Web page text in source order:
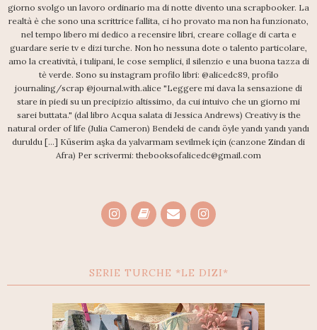
giorno svolgo un lavoro ordinario ma di notte divento una scrapbooker. La
realtà è che sono una scrittrice fallita, ci ho provato ma non ha funzionato,
nel tempo libero mi dedico a recensire libri, creare collage di carta e
guardare serie tv e dizi turche. Non ho nessuna dote o talento particolare,
amo la creatività, i tulipani, le cose semplici, il silenzio e una buona tazza di
tè verde. Sono su instagram profilo libri: @alicedc89, profilo
journaling/scrap @journal.with.alice "Leggere mi dava la sensazione di
stare in piedi su un precipizio altissimo, da cui intuivo che un giorno mi
sarei buttata." (dal libro Acqua salata di Jessica Andrews) Creativy is the
natural order of life (Julia Cameron) Bendeki de candı öyle yandı yandı yandı
duruldu [...] Küserim aşka da yalvarmam sevilmek için (canzone Zindan di
Afra) Per scrivermi: thebooksofalicedc@gmail.com
SERIE TURCHE *LE DIZI*